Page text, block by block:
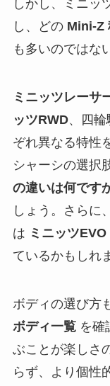
しかし、ミニッ
し、どの Mini-Z
も多いのではな
ミニッツレーサ
ッツRWD、四輪
ぞれ異なる特性
シャーシの選択
の違いは何です
しょう。さらに
は ミニッツEVO
ているかもしれ
ボディの選び方
ボディ一覧を確
ぶことが楽しさ
らず、より個性